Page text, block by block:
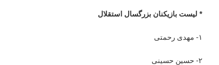
* لیست بازیکنان بزرگسال استقلال
۱- مهدی رحمتی
۲- حسین حسینی